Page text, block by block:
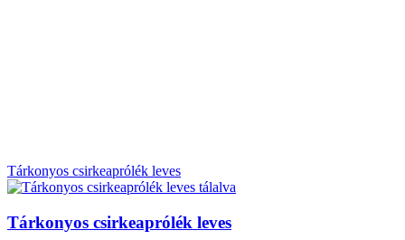
Tárkonyos csirkeaprólék leves
Tárkonyos csirkeaprólék leves